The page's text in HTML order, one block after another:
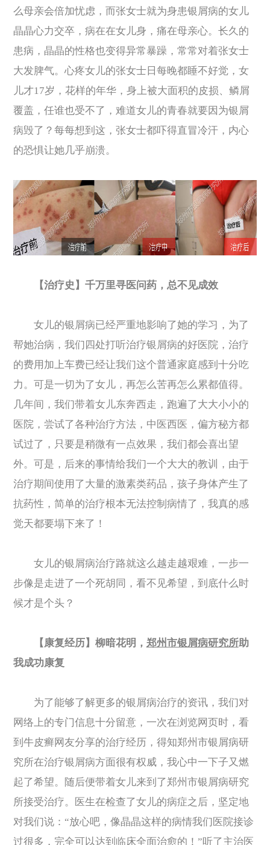
么母亲会倍加忧虑，而张女士就为身患银屑病的女儿
晶晶心力交卒，病在在女儿身，痛在母亲心。长久的
患病，晶晶的性格也变得异常暴躁，常常对着张女士
大发脾气。心疼女儿的张女士日每晚都睡不好觉，女
儿才17岁，花样的年华，身上被大面积的皮损、鳞屑
覆盖，任谁也受不了，难道女儿的青春就要因为银屑
病毁了？每每想到这，张女士都吓得直冒冷汗，内心
的恐惧让她几乎崩溃。
【治疗史】千万里寻医问药，总不见成效
女儿的银屑病已经严重地影响了她的学习，为了
帮她治病，我们四处打听治疗银屑病的好医院，治疗
的费用加上车费已经让我们这个普通家庭感到十分吃
力。可是一切为了女儿，再怎么苦再怎么累都值得。
几年间，我们带着女儿东奔西走，跑遍了大大小小的
医院，尝试了各种治疗方法，中医西医，偏方秘方都
试过了，只要是稍微有一点效果，我们都会喜出望
外。可是，后来的事情给我们一个大大的教训，由于
治疗期间使用了大量的激素类药品，孩子身体产生了
抗药性，简单的治疗根本无法控制病情了，我真的感
觉天都要塌下来了！
女儿的银屑病治疗路就这么越走越艰难，一步一
步像是走进了一个死胡同，看不见希望，到底什么时
候才是个头？
【康复经历】柳暗花明， 郑州市银屑病研究所助
我成功康复
为了能够了解更多的银屑病治疗的资讯，我们对
网络上的专门信息十分留意，一次在浏览网页时，看
到牛皮癣网友分享的治疗经历，得知郑州市银屑病研
究所在治疗银屑病方面很有权威，我心中一下子又燃
起了希望。随后便带着女儿来到了郑州市银屑病研究
所接受治疗。医生在检查了女儿的病症之后，坚定地
对我们说：“放心吧，像晶晶这样的病情我们医院接诊
过很多，完全可以达到临床全面治愈的！”听了主治医